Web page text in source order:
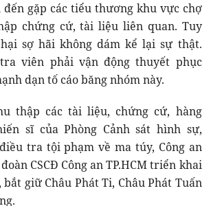
gặp các tiểu thương khu vực chợ
chứng cứ, tài liệu liên quan. Tuy
sợ hãi không dám kể lại sự thật.
viên phải vận động thuyết phục
dạn tố cáo băng nhóm này.
thập các tài liệu, chứng cứ, hàng
sĩ của Phòng Cảnh sát hình sự,
tra tội phạm về ma túy, Công an
CSCĐ Công an TP.HCM triển khai
bắt giữ Châu Phát Ti, Châu Phát Tuấn